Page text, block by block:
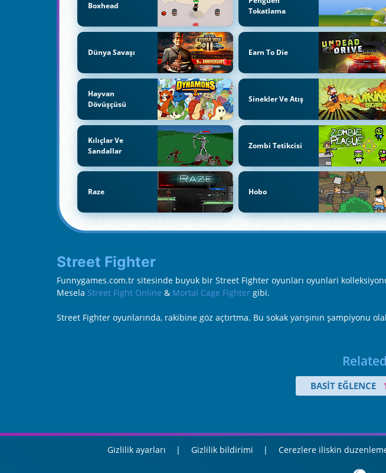
Boxhead
Tokatlama
Dünya Savaşı Earn To Die
Hayvan
Dövüşçüsü
Sinekler Ve Atış
Kılıçlar Ve
Sandallar
Zombi Tetikcisi
Raze Hobo
Street Fighter
Funnygames.com.tr sitesinde buyuk bir Street Fighter oyunları oyunlari
Mesela Street Fight Online & Mortal Cage Fighter gibi.
Street Fighter oyunlarında, rakibine göz açtırtma. Bu sokak yarışının şampiyonu
BASIT EĞLENCE
Gizlilik ayarları Gizlilik bildirimi Cerezlere iliskin